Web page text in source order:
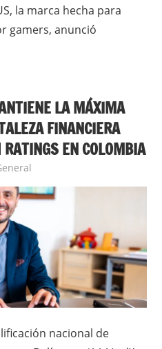
la marca hecha para
gamers, anunció
LA MÁXIMA
FINANCIERA
RATINGS EN COLOMBIA
Herrera
nacional de